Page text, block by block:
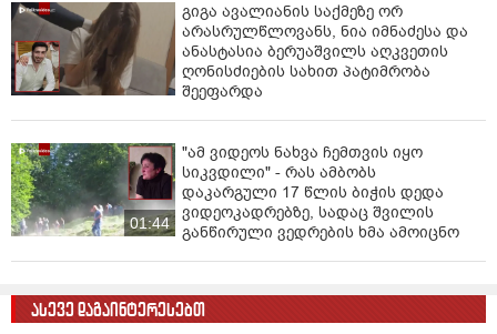
გიგა ავალიანის საქმეზე ორ
არასრულწლოვანს, ნია იმნაძესა და
ანასტასია ბერუაშვილს აღკვეთის
ღონისძიების სახით პატიმრობა
შეეფარდა
01:44
"ამ ვიდეოს ნახვა ჩემთვის იყო
სიკვდილი" - რას ამბობს
დაკარგული 17 წლის ბიჭის დედა
ვიდეოკადრებზე, სადაც შვილის
განწირული ვედრების ხმა ამოიცნო
ასევე დაგაინტერესებთ